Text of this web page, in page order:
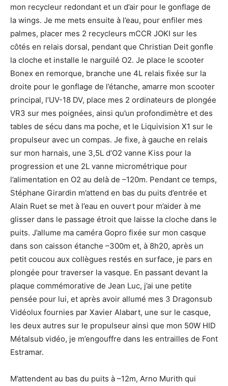
mon recycleur redondant et un d’air pour le gonflage de
la wings. Je me mets ensuite à l’eau, pour enfiler mes
palmes, placer mes 2 recycleurs mCCR JOKI sur les
côtés en relais dorsal, pendant que Christian Deit gonfle
la cloche et installe le narguilé O2. Je place le scooter
Bonex en remorque, branche une 4L relais fixée sur la
droite pour le gonflage de l’étanche, amarre mon scooter
principal, l’UV-18 DV, place mes 2 ordinateurs de plongée
VR3 sur mes poignées, ainsi qu’un profondimètre et des
tables de sécu dans ma poche, et le Liquivision X1 sur le
propulseur avec un compas. Je fixe, à gauche en relais
sur mon harnais, une 3,5L d’O2 vanne Kiss pour la
progression et une 2L vanne micrométrique pour
l’alimentation en O2 au delà de –120m. Pendant ce temps,
Stéphane Girardin m’attend en bas du puits d’entrée et
Alain Ruet se met à l’eau en ouvert pour m’aider à me
glisser dans le passage étroit que laisse la cloche dans le
puits. J’allume ma caméra Gopro fixée sur mon casque
dans son caisson étanche –300m et, à 8h20, après un
petit coucou aux collègues restés en surface, je pars en
plongée pour traverser la vasque. En passant devant la
plaque commémorative de Jean Luc, j’ai une petite
pensée pour lui, et après avoir allumé mes 3 Dragonsub
Vidéolux fournies par Xavier Alabart, une sur le casque,
les deux autres sur le propulseur ainsi que mon 50W HID
Métalsub vidéo, je m’engouffre dans les entrailles de Font
Estramar.
M’attendent au bas du puits à –12m, Arno Murith qui